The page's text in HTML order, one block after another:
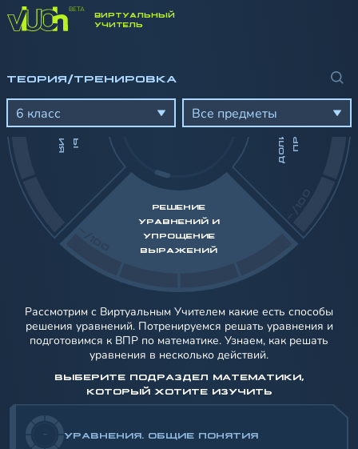
ВИРТУАЛЬНЫЙ
УЧИТЕЛЬ
6 класс Все предметы
ТЕОРИЯ/ТРЕНИРОВКА
-/100
Д
О
Л
И
,
Д
Р
О
БИ
И
П
Р
О
Ц
Е
Н
ТЫ
РЕШЕНИЕ
УРАВНЕНИЙ И
УПРОЩЕНИЕ
ВЫРАЖЕНИЙ
Е
Д
И
Н
И
Ц
Ы
ИЗ
М
Е
Р
Е
Н
И
Я
- УРАВНЕНИЯ. ОБЩИЕ ПОНЯТИЯ
ВЫБЕРИТЕ ПОДРАЗДЕЛ МАТЕМАТИКИ,
КОТОРЫЙ ХОТИТЕ ИЗУЧИТЬ
Рассмотрим с Виртуальным Учителем какие есть способы
решения уравнений. Потренируемся решать уравнения и
подготовимся к ВПР по математике. Узнаем, как решать
уравнения в несколько действий.